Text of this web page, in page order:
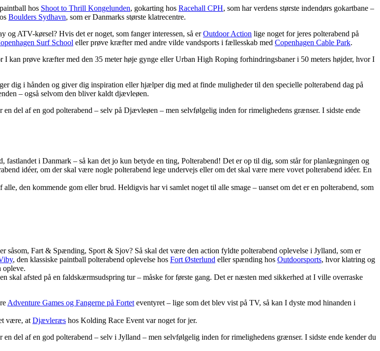
hos Shoot to Thrill Kongelunden, gokarting hos Racehall CPH, som har verdens største indendørs gokartbane –
Boulders Sydhavn, som er Danmarks største klatrecentre.
ATV-kørsel? Hvis det er noget, som fanger interessen, så erOutdoor Action lige noget for jeres polterabend på
Surf School eller prøve kræfter med andre vilde vandsports i fællesskab med Copenhagen Cable Park.
I kan prøve kræfter med den 35 meter høje gynge eller Urban High Roping forhindringsbaner i 50 meters højder, hvor I
dig i hånden og giver dig inspiration eller hjælper dig med at finde muligheder til den specielle polterabend dag på
– også selvom den bliver kaldt djævleøen.
del af en god polterabend – selv på Djævleøen – men selvfølgelig inden for rimelighedens grænser. I sidste ende
fastlandet i Danmark – så kan det jo kun betyde en ting, Polterabend! Det er op til dig, som står for planlægningen og
idéer, om der skal være nogle polterabend lege undervejs eller om det skal være mere vovet polterabend idéer. En
den kommende gom eller brud. Heldigvis har vi samlet noget til alle smage – uanset om det er en polterabend, som
såsom, Fart & Spænding, Sport & Sjov? Så skal det være den action fyldte polterabend oplevelse i Jylland, som er
, den klassiske paintball polterabend oplevelse hos Fort Østerlund eller spænding hos Outdoorsports, hvor klatring og
opleve.
skal afsted på en faldskærmsudspring tur – måske for første gang. Det er næsten med sikkerhed at I ville overraske
Adventure Games og Fangerne på Forteteventyret – lige som det blev vist på TV, så kan I dyste mod hinanden i
være, atDjævleræs hos Kolding Race Event var noget for jer.
del af en god polterabend – selv i Jylland – men selvfølgelig inden for rimelighedens grænser. I sidste ende kender du